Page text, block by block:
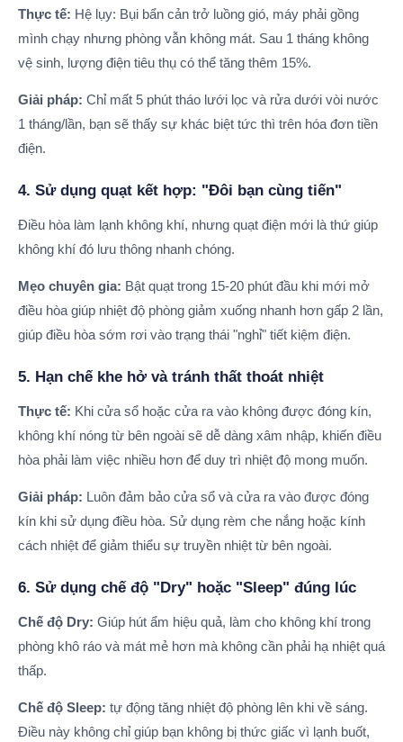
Thực tế: Hệ lụy: Bụi bẩn cản trở luồng gió, máy phải gồng
mình chạy nhưng phòng vẫn không mát. Sau 1 tháng không
vệ sinh, lượng điện tiêu thụ có thể tăng thêm 15%.
Giải pháp: Chỉ mất 5 phút tháo lưới lọc và rửa dưới vòi nước
1 tháng/lần, bạn sẽ thấy sự khác biệt tức thì trên hóa đơn tiền
điện.
4. Sử dụng quạt kết hợp: "Đôi bạn cùng tiến"
Điều hòa làm lạnh không khí, nhưng quạt điện mới là thứ giúp
không khí đó lưu thông nhanh chóng.
Mẹo chuyên gia: Bật quạt trong 15-20 phút đầu khi mới mở
điều hòa giúp nhiệt độ phòng giảm xuống nhanh hơn gấp 2 lần,
giúp điều hòa sớm rơi vào trạng thái "nghỉ" tiết kiệm điện.
5. Hạn chế khe hở và tránh thất thoát nhiệt
Thực tế: Khi cửa sổ hoặc cửa ra vào không được đóng kín,
không khí nóng từ bên ngoài sẽ dễ dàng xâm nhập, khiến điều
hòa phải làm việc nhiều hơn để duy trì nhiệt độ mong muốn.
Giải pháp: Luôn đảm bảo cửa sổ và cửa ra vào được đóng
kín khi sử dụng điều hòa. Sử dụng rèm che nắng hoặc kính
cách nhiệt để giảm thiểu sự truyền nhiệt từ bên ngoài.
6. Sử dụng chế độ "Dry" hoặc "Sleep" đúng lúc
Chế độ Dry: Giúp hút ẩm hiệu quả, làm cho không khí trong
phòng khô ráo và mát mẻ hơn mà không cần phải hạ nhiệt quá
thấp.
Chế độ Sleep: tự động tăng nhiệt độ phòng lên khi về sáng.
Điều này không chỉ giúp bạn không bị thức giấc vì lạnh buốt,